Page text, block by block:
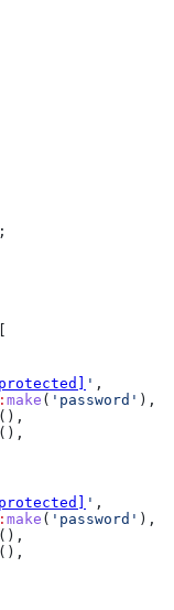
;
' ,
make ( 'password' ),
(),
(),
' ,
make ( 'password' ),
(),
(),